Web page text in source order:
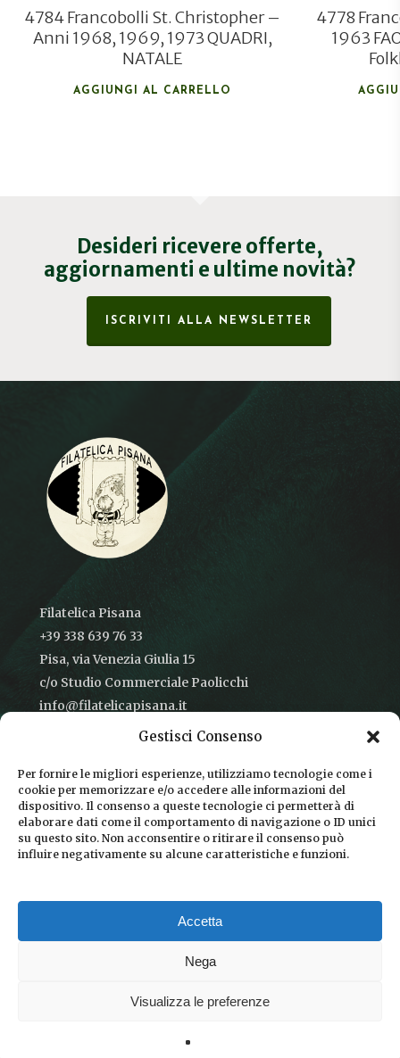
Gestisci Consenso
Per fornire le migliori esperienze, utilizziamo tecnologie come i
cookie per memorizzare e/o accedere alle informazioni del
dispositivo. Il consenso a queste tecnologie ci permetterà di
elaborare dati come il comportamento di navigazione o ID unici
su questo sito. Non acconsentire o ritirare il consenso può
influire negativamente su alcune caratteristiche e funzioni.
Accetta
Nega
Visualizza le preferenze
4784 Francobolli St. Christopher –
Anni 1968, 1969, 1973 QUADRI,
NATALE
AGGIUNGI AL CARRELLO
4778
1963
Desideri ricevere offerte,
aggiornamenti e ultime novità?
ISCRIVITI ALLA NEWSLETTER
Filatelica Pisana
+39 338 639 76 33
Pisa, via Venezia Giulia 15
c/o Studio Commerciale Paolicchi
info@filatelicapisana.it
CONDIZIONI DI VENDITA
INFORMATIVA SULLA PRIVACY
COOKIE POLICY